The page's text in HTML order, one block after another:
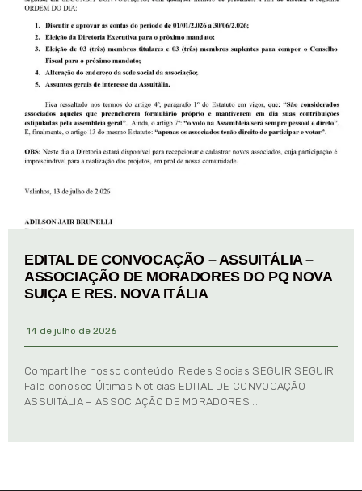
EDITAL DE CONVOCAÇÃO – ASSUITÁLIA –
ASSOCIAÇÃO DE MORADORES DO PQ NOVA
SUIÇA E RES. NOVA ITÁLIA
14 de julho de 2026
Compartilhe nosso conteúdo: Redes Socias SEGUIR SEGUIR
Fale conosco Últimas Notícias EDITAL DE CONVOCAÇÃO –
ASSUITÁLIA – ASSOCIAÇÃO DE MORADORES …